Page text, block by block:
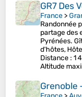
GR7 Des
France >
Randonnée
partage des
Pyrénées.
d'hôtes,
Distance : 1
Altitude
Grenoble